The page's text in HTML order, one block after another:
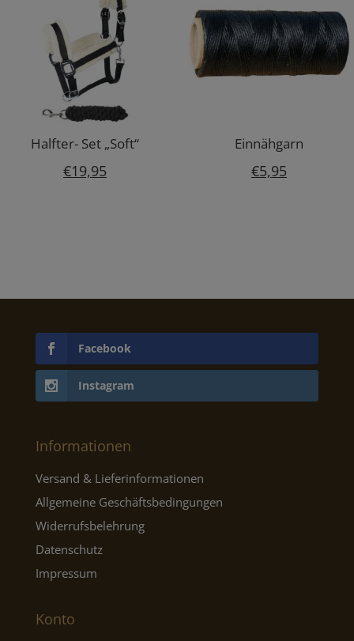
Halfter- Set „Soft“
€19,95
Einnähgarn
€5,95
Facebook
Instagram
Informationen
Versand & Lieferinformationen
Allgemeine Geschäftsbedingungen
Widerrufsbelehrung
Datenschutz
Impressum
Konto